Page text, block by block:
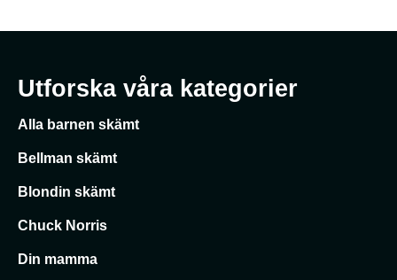
Utforska våra kategorier
Alla barnen skämt
Bellman skämt
Blondin skämt
Chuck Norris
Din mamma